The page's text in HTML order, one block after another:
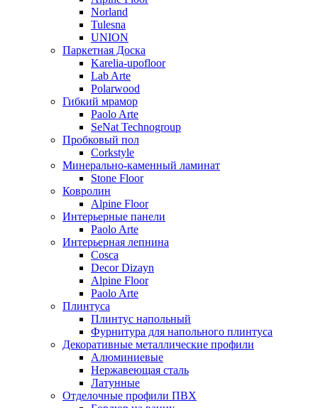
Norland
Tulesna
UNION
Паркетная Доска
Karelia-upofloor
Lab Arte
Polarwood
Гибкий мрамор
Paolo Arte
SeNat Technogroup
Пробковый пол
Corkstyle
Минерально-каменный ламинат
Stone Floor
Ковролин
Alpine Floor
Интерьерные панели
Paolo Arte
Интерьерная лепнина
Cosca
Decor Dizayn
Alpine Floor
Paolo Arte
Плинтуса
Плинтус напольный
Фурнитура для напольного плинтуса
Декоративные металлические профили
Алюминиевые
Нержавеющая сталь
Латунные
Отделочные профили ПВХ